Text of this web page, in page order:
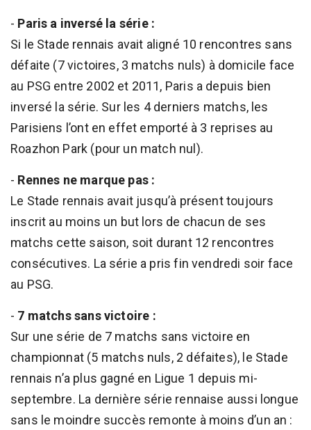
- Paris a inversé la série :
Si le Stade rennais avait aligné 10 rencontres sans
défaite (7 victoires, 3 matchs nuls) à domicile face
au PSG entre 2002 et 2011, Paris a depuis bien
inversé la série. Sur les 4 derniers matchs, les
Parisiens l’ont en effet emporté à 3 reprises au
Roazhon Park (pour un match nul).
- Rennes ne marque pas :
Le Stade rennais avait jusqu’à présent toujours
inscrit au moins un but lors de chacun de ses
matchs cette saison, soit durant 12 rencontres
consécutives. La série a pris fin vendredi soir face
au PSG.
- 7 matchs sans victoire :
Sur une série de 7 matchs sans victoire en
championnat (5 matchs nuls, 2 défaites), le Stade
rennais n’a plus gagné en Ligue 1 depuis mi-
septembre. La dernière série rennaise aussi longue
sans le moindre succès remonte à moins d’un an :